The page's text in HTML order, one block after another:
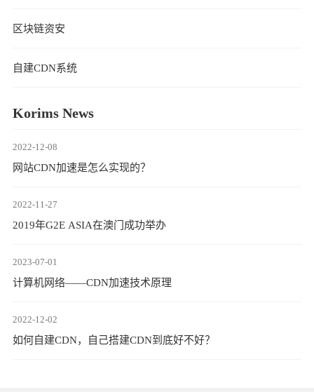
区块链资安
自建CDN系统
Korims News
2022-12-08
网站CDN加速是怎么实现的？
2022-11-27
2019年G2E ASIA在澳门成功举办
2023-07-01
计算机网络——CDN加速技术原理
2022-12-02
如何自建CDN，自己搭建CDN到底好不好？